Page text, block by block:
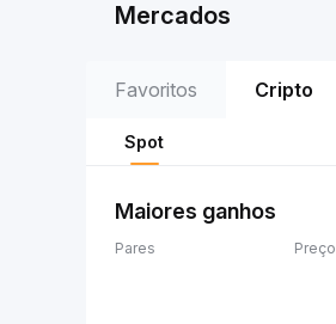
Mercados
Favoritos Cripto
Spot
Maiores ganhos
Pares Preço